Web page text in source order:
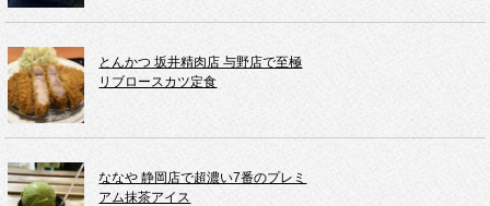
とんかつ 坂井精肉店 与野店で至極
リブロースカツ定食
ななや 静岡店で超濃い7番のプレミ
アム抹茶アイス